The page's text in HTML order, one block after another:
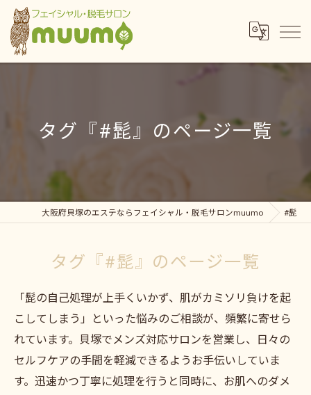
タグ『#髭』のページ一覧
大阪府貝塚のエステならフェイシャル・脱毛サロンmuumo #髭
タグ『#髭』のページ一覧
「髭の自己処理が上手くいかず、肌がカミソリ負けを起
こしてしまう」といった悩みのご相談が、頻繁に寄せら
れています。貝塚でメンズ対応サロンを営業し、日々の
セルフケアの手間を軽減できるようお手伝いしていま
す。迅速かつ丁寧に処理を行うと同時に、お肌へのダメ